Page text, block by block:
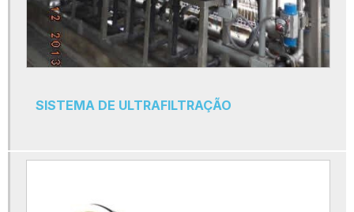
Filtro de cartucho industrial
Filtro de carvão ativado para água
Filtro de osmose reversa
Fornecedores de membrana de osmose reversa
SISTEMA DE ULTRAFILTRAÇÃO